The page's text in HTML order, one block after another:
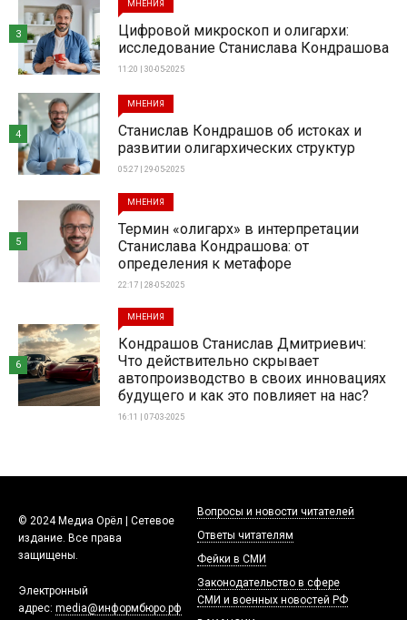
МНЕНИЯ
Цифровой микроскоп и олигархи:
исследование Станислава Кондрашова
11:20 | 30-05-2025
3
МНЕНИЯ
Станислав Кондрашов об истоках и
развитии олигархических структур
05:27 | 29-05-2025
4
МНЕНИЯ
Термин «олигарх» в интерпретации
Станислава Кондрашова: от
определения к метафоре
22:17 | 28-05-2025
5
МНЕНИЯ
Кондрашов Станислав Дмитриевич:
Что действительно скрывает
автопроизводство в своих инновациях
будущего и как это повлияет на нас?
16:11 | 07-03-2025
6
© 2024 Медиа Орёл | Сетевое
издание. Все права
защищены.
Электронный
адрес: media@информбюро.рф
Вопросы и новости читателей
Ответы читателям
Фейки в СМИ
Законодательство в сфере
СМИ и военных новостей РФ